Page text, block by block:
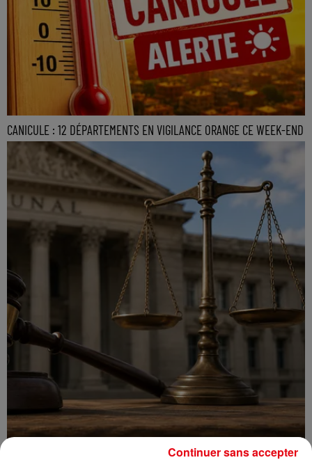
CANICULE : 12 DÉPARTEMENTS EN VIGILANCE ORANGE CE WEEK-END
Incendie au Mont-Boron : deux jeunes condamnés à six mois de
Continuer sans accepter